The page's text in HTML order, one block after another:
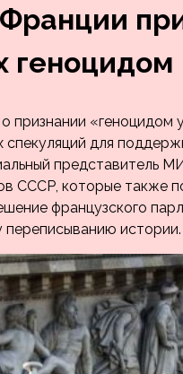
геноцидом
«геноцидом
для
представитель
СССР, которые также
французского
истории.